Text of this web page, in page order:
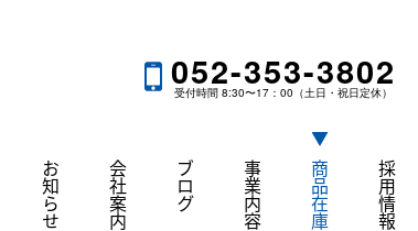
052-353-3802
受付時間 8:30〜17：00（土日・祝日定休）
お知らせ 会社案内 ブログ 事業内容 商品在庫 採用情報